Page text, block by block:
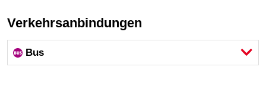
Verkehrsanbindungen
Bus